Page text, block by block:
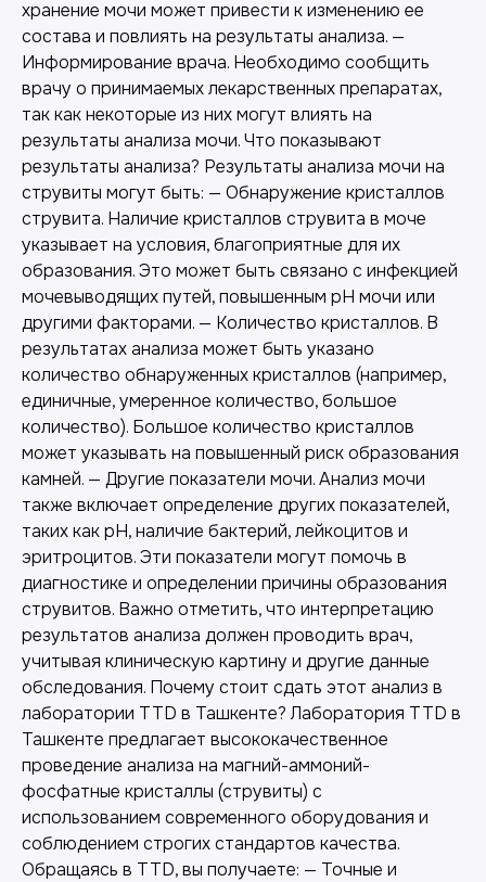
хранение мочи может привести к изменению ее
состава и повлиять на результаты анализа. —
Информирование врача. Необходимо сообщить
врачу о принимаемых лекарственных препаратах,
так как некоторые из них могут влиять на
результаты анализа мочи. Что показывают
результаты анализа? Результаты анализа мочи на
струвиты могут быть: — Обнаружение кристаллов
струвита. Наличие кристаллов струвита в моче
указывает на условия, благоприятные для их
образования. Это может быть связано с инфекцией
мочевыводящих путей, повышенным pH мочи или
другими факторами. — Количество кристаллов. В
результатах анализа может быть указано
количество обнаруженных кристаллов (например,
единичные, умеренное количество, большое
количество). Большое количество кристаллов
может указывать на повышенный риск образования
камней. — Другие показатели мочи. Анализ мочи
также включает определение других показателей,
таких как pH, наличие бактерий, лейкоцитов и
эритроцитов. Эти показатели могут помочь в
диагностике и определении причины образования
струвитов. Важно отметить, что интерпретацию
результатов анализа должен проводить врач,
учитывая клиническую картину и другие данные
обследования. Почему стоит сдать этот анализ в
лаборатории TTD в Ташкенте? Лаборатория TTD в
Ташкенте предлагает высококачественное
проведение анализа на магний-аммоний-
фосфатные кристаллы (струвиты) с
использованием современного оборудования и
соблюдением строгих стандартов качества.
Обращаясь в TTD, вы получаете: — Точные и